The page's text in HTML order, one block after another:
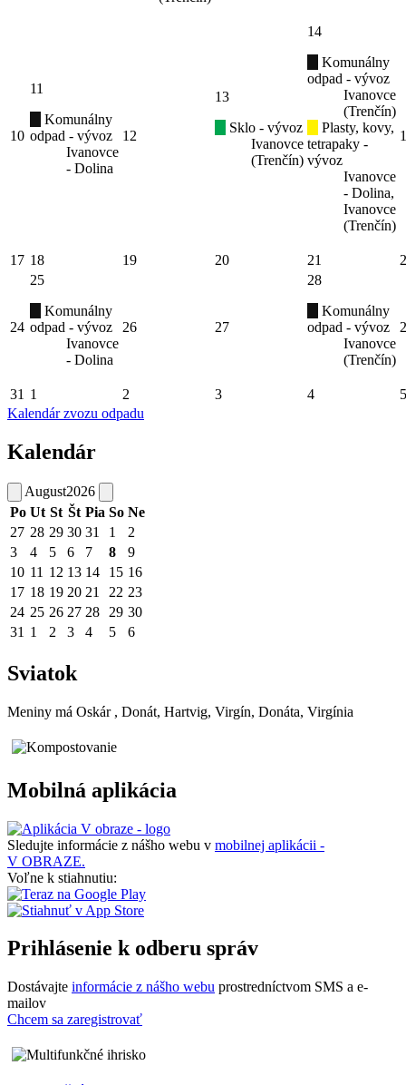
10
11
Komunálny
odpad - vývoz
Ivanovce
- Dolina
12
13
Sklo - vývoz
Ivanovce
(Trenčín)
14
Komunálny
odpad - vývoz
Ivanovce
(Trenčín)
Plasty, kovy,
tetrapaky -
vývoz
Ivanovce
- Dolina,
Ivanovce
(Trenčín)
17 18 19 20 21
24
25
Komunálny
odpad - vývoz
Ivanovce
- Dolina
26 27
28
Komunálny
odpad - vývoz
Ivanovce
(Trenčín)
31 1 2 3 4
5
Kalendár zvozu odpadu
Kalendár
August2026
Po Ut St Št Pia So Ne
27 28 29 30 31 1
2
3
4 5 6 7 8
9
10 11 12 13 14 15 16
17 18 19 20 21 22 23
24 25 26 27 28 29 30
31 1 2 3 4 5 6
Sviatok
Meniny má Oskár , Donát, Hartvig, Virgín, Donáta, Virgínia
Mobilná aplikácia
Sledujte informácie z nášho webu v mobilnej aplikácii -
V OBRAZE.
Voľne k stiahnutiu:
Prihlásenie k odberu správ
Dostávajte informácie z nášho webu prostredníctvom SMS a e-
mailov
Chcem sa zaregistrovať